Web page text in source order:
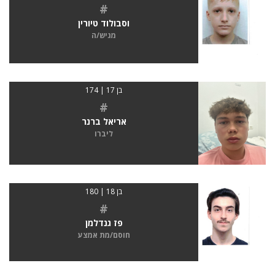
#
וסבולוד טיורין
מגיש/ה
בן 17 | 174
#
אריאל ברנר
ליברו
בן 18 | 180
#
פז גנדלמן
חוסם/מת אמצע